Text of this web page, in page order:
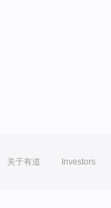
关于有道 Investors